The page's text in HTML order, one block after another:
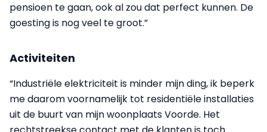
pensioen te gaan, ook al zou dat perfect kunnen. De
goesting is nog veel te groot.”
Activiteiten
“Industriële elektriciteit is minder mijn ding, ik beperk
me daarom voornamelijk tot residentiële installaties
uit de buurt van mijn woonplaats Voorde. Het